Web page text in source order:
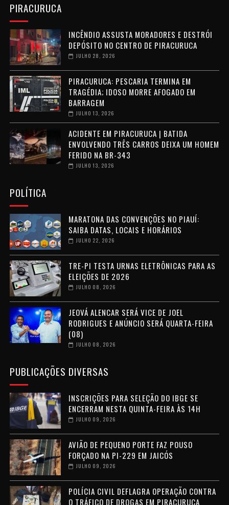
PIRACURUCA
INCÊNDIO ASSUSTA MORADORES E DESTRÓI
DEPÓSITO NO CENTRO DE PIRACURUCA
JULHO 28, 2026
PIRACURUCA: PESCARIA TERMINA EM
TRAGÉDIA; IDOSO MORRE AFOGADO EM
BARRAGEM
JULHO 13, 2026
ACIDENTE EM PIRACURUCA | BATIDA
ENVOLVENDO TRÊS CARROS DEIXA UM HOMEM
FERIDO NA BR-343
JULHO 13, 2026
POLÍTICA
MARATONA DAS CONVENÇÕES NO PIAUÍ:
SAIBA DATAS, LOCAIS E HORÁRIOS
JULHO 22, 2026
TRE-PI TESTA URNAS ELETRÔNICAS PARA AS
ELEIÇÕES DE 2026
JULHO 08, 2026
JEOVÁ ALENCAR SERÁ VICE DE JOEL
RODRIGUES E ANÚNCIO SERÁ QUARTA-FEIRA
(08)
JULHO 08, 2026
PUBLICAÇÕES DIVERSAS
INSCRIÇÕES PARA SELEÇÃO DO IBGE SE
ENCERRAM NESTA QUINTA-FEIRA ÀS 14H
JULHO 09, 2026
AVIÃO DE PEQUENO PORTE FAZ POUSO
FORÇADO NA PI-229 EM JAICÓS
JULHO 09, 2026
POLÍCIA CIVIL DEFLAGRA OPERAÇÃO CONTRA
O TRÁFICO DE DROGAS EM PIRACURUCA